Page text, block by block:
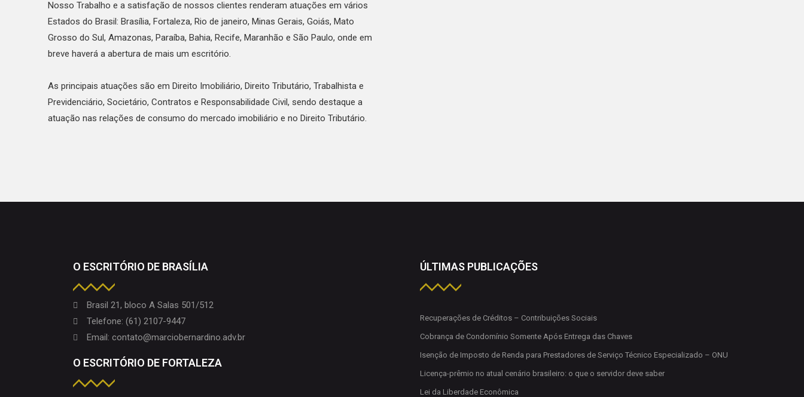
Nosso Trabalho e a satisfação de nossos clientes renderam atuações em vários
Estados do Brasil: Brasília, Fortaleza, Rio de janeiro, Minas Gerais, Goiás, Mato
Grosso do Sul, Amazonas, Paraíba, Bahia, Recife, Maranhão e São Paulo, onde em
breve haverá a abertura de mais um escritório.
As principais atuações são em Direito Imobiliário, Direito Tributário, Trabalhista e
Previdenciário, Societário, Contratos e Responsabilidade Civil, sendo destaque a
atuação nas relações de consumo do mercado imobiliário e no Direito Tributário.
O ESCRITÓRIO DE BRASÍLIA
Brasil 21, bloco A Salas 501/512
Telefone: (61) 2107-9447
Email: contato@marciobernardino.adv.br
O ESCRITÓRIO DE FORTALEZA
ÚLTIMAS PUBLICAÇÕES
Recuperações de Créditos – Contribuições Sociais
Cobrança de Condomínio Somente Após Entrega das Chaves
Isenção de Imposto de Renda para Prestadores de Serviço Técnico Especializado – ONU
Licença-prêmio no atual cenário brasileiro: o que o servidor deve saber
Lei da Liberdade Econômica